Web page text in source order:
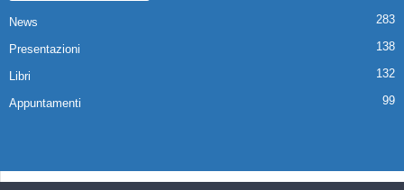
News 283
Presentazioni 138
Libri 132
Appuntamenti 99